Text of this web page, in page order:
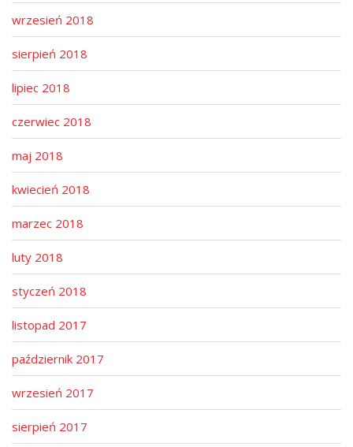
wrzesień 2018
sierpień 2018
lipiec 2018
czerwiec 2018
maj 2018
kwiecień 2018
marzec 2018
luty 2018
styczeń 2018
listopad 2017
październik 2017
wrzesień 2017
sierpień 2017